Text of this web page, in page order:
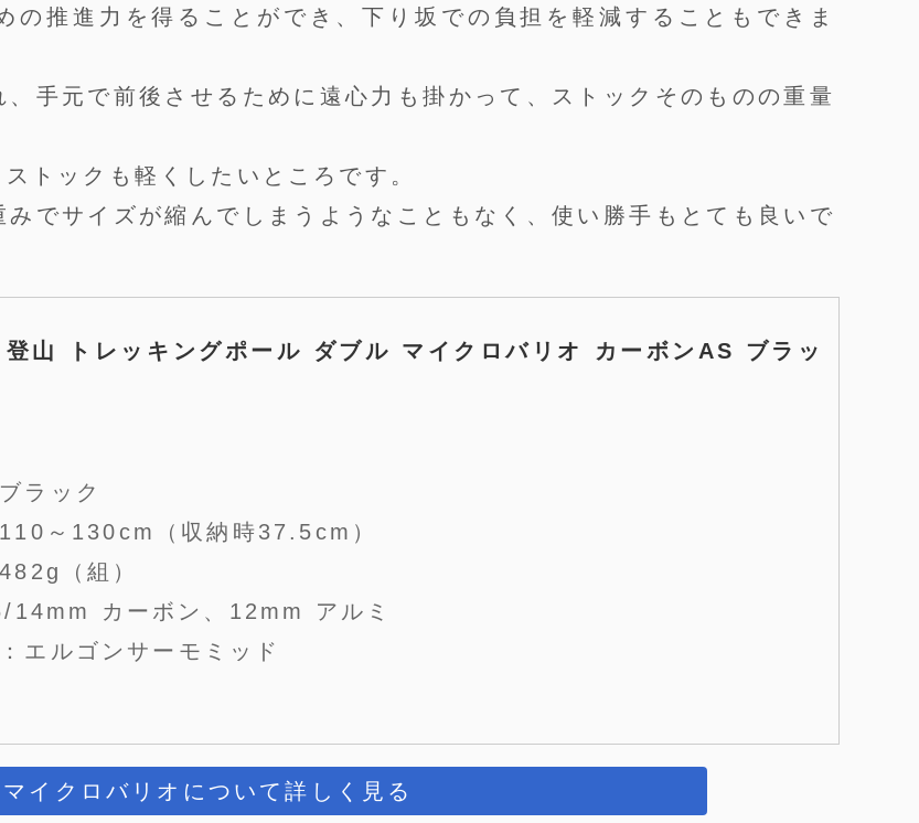
の推進力を得ることができ、下り坂での負担を軽減することもできま
手元で前後させるために遠心力も掛かって、ストックそのものの重量
トックも軽くしたいところです。
でサイズが縮んでしまうようなこともなく、使い勝手もとても良いで
山 トレッキングポール ダブル マイクロバリオ カーボンAS ブラッ
ラック
～130cm（収納時37.5cm）
（組）
14mm カーボン、12mm アルミ
エルゴンサーモミッド
イクロバリオについて詳しく見る